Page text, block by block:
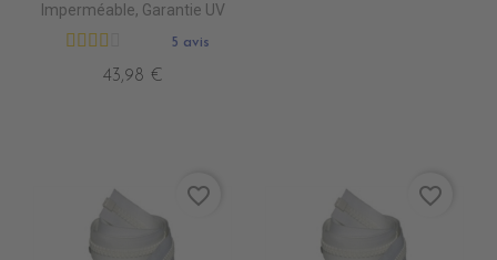
Imperméable, Garantie UV
5 avis
43,98 €
favorite_border favorite_border